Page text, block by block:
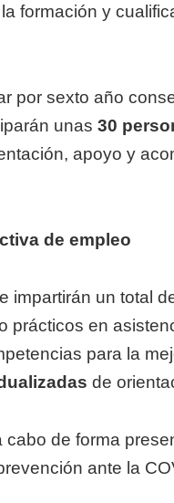
formación y
por sexto año
unas 30
apoyo y
de empleo
impartirán un total
prácticos en
para la
de
cabo de forma
ante la